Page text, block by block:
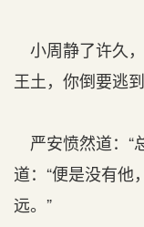
小周静了许久
王土，你倒要逃
严安愤然道：“
道：“便是没有他
远。”